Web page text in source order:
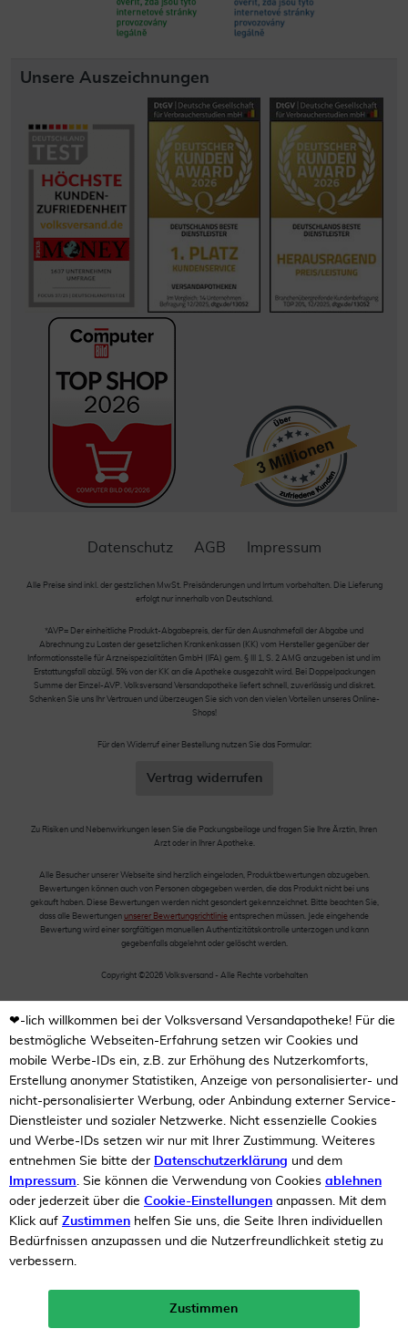
10%
Neukunden-Rabatt ab 49€!
mehr erfahren >
Unsere Auszeichnungen
Datenschutz AGB Impressum
Alle Preise sind inkl. der gestzlichen MwSt. Preisänderungen und Irrtum vorbehalten. Die Lieferung
erfolgt nur innerhalb von Deutschland.
*AVP= Der einheitliche Produkt-Abgabepreis, der für den Ausnahmefall der Abgabe und
Abrechnung zu Lasten der gesetzlichen Krankenkassen (KK) vom Hersteller gegenüber der
Informationsstelle für Arzneispezialitäten GmbH (IFA) gem. § III 1, S. 2 AMG anzugeben ist und im
Erstattungsfall abzügl. 5% von der KK an die Apotheke ausgezahlt wird. Bei Doppelpackungen
Summe der Einzel-AVP. Volksversand Versandapotheke liefert schnell, zuverlässig und diskret.
Schenken Sie uns Ihr Vertrauen und überzeugen Sie sich von den vielen Vorteilen unseres Online-
Shops!
Für den Widerruf einer Bestellung nutzen Sie das Formular:
Vertrag widerrufen
Zu Risiken und Nebenwirkungen lesen Sie die Packungsbeilage und fragen Sie Ihre Ärztin, Ihren
Arzt oder in Ihrer Apotheke.
Alle Besucher unserer Webseite sind herzlich eingeladen, Produktbewertungen abzugeben.
Bewertungen können auch von Personen abgegeben werden, die das Produkt nicht bei uns
gekauft haben. Diese Bewertungen werden nicht gesondert gekennzeichnet. Bitte beachten Sie,
dass alle Bewertungen unserer Bewertungsrichtlinie entsprechen müssen. Jede eingehende
Bewertung wird einer sorgfältigen manuellen Authentizitätskontrolle unterzogen und kann
gegebenfalls abgelehnt oder gelöscht werden.
Copyright ©2026 Volksversand - Alle Rechte vorbehalten
❤-lich willkommen bei der Volksversand Versandapotheke! Für die
bestmögliche Webseiten-Erfahrung setzen wir Cookies und
mobile Werbe-IDs ein, z.B. zur Erhöhung des Nutzerkomforts,
Erstellung anonymer Statistiken, Anzeige von personalisierter- und
nicht-personalisierter Werbung, oder Anbindung externer Service-
Dienstleister und sozialer Netzwerke. Nicht essenzielle Cookies
und Werbe-IDs setzen wir nur mit Ihrer Zustimmung. Weiteres
entnehmen Sie bitte der Datenschutzerklärung und dem
Impressum. Sie können die Verwendung von Cookies ablehnen
oder jederzeit über die Cookie-Einstellungen anpassen. Mit dem
Klick auf Zustimmen helfen Sie uns, die Seite Ihren individuellen
Bedürfnissen anzupassen und die Nutzerfreundlichkeit stetig zu
verbessern.
Zustimmen